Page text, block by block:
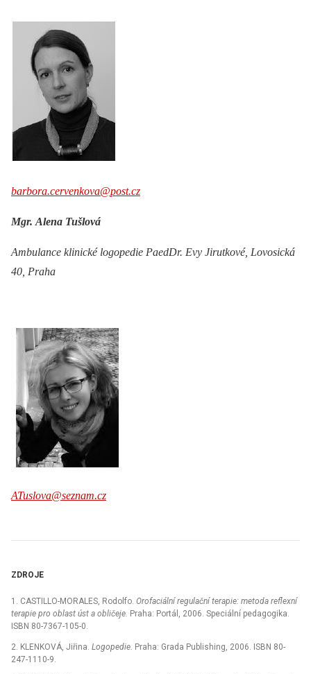
barbora.cervenkova@post.cz
Mgr. Alena Tušlová
Ambulance klinické logopedie PaedDr. Evy Jirutkové, Lovosická
40, Praha
ATuslova@seznam.cz
ZDROJE
1. CASTILLO-MORALES, Rodolfo. Orofaciální regulační terapie: metoda reflexní
terapie pro oblast úst a obličeje. Praha: Portál, 2006. Speciální pedagogika.
ISBN 80-7367-105-0.
2. KLENKOVÁ, Jiřina. Logopedie. Praha: Grada Publishing, 2006. ISBN 80-
247-1110-9.